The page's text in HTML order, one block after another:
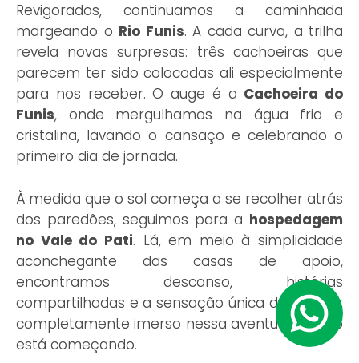
Revigorados, continuamos a caminhada
margeando o Rio Funis. A cada curva, a trilha
revela novas surpresas: três cachoeiras que
parecem ter sido colocadas ali especialmente
para nos receber. O auge é a Cachoeira do
Funis, onde mergulhamos na água fria e
cristalina, lavando o cansaço e celebrando o
primeiro dia de jornada.
À medida que o sol começa a se recolher atrás
dos paredões, seguimos para a hospedagem
no Vale do Pati. Lá, em meio à simplicidade
aconchegante das casas de apoio,
encontramos descanso, histórias
compartilhadas e a sensação única de já estar
completamente imerso nessa aventura que só
está começando.